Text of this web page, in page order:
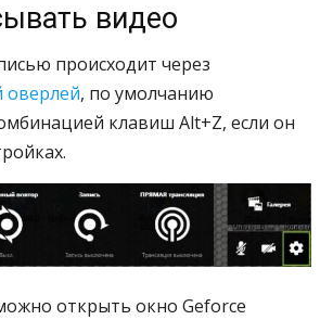
видео
происходит через
оверлей, по умолчанию
клавиш Alt+Z, если он
открыть окно Geforce